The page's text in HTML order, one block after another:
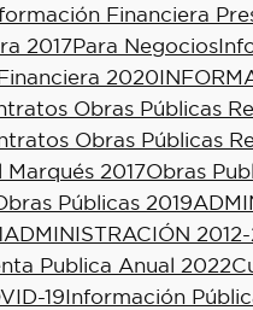
Financiera
2017Para Negocios
2020
Obras Públicas
Obras Públicas
2017Obras
Públicas 2019
ADMINISTRACIÓN
Publica Anual 2022
19Información